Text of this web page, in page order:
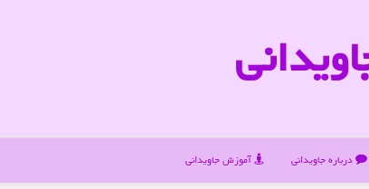
درباره جاویدانی آموزش جاویدانی